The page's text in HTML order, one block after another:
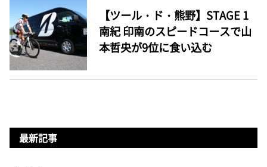
【ツール・ド・熊野】STAGE 1
南紀 印南のスピードコースで山
本哲央が9位に食い込む
最新記事